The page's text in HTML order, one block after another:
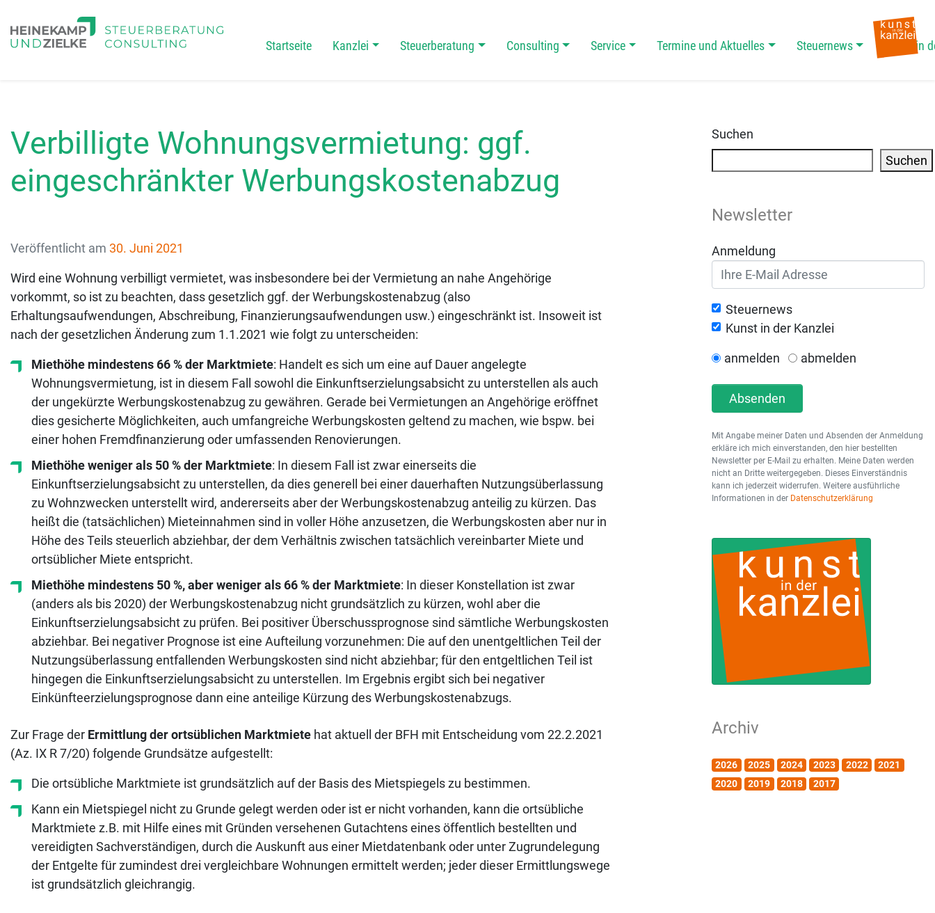
Main Navigation
Startseite Kanzlei Steuerberatung Consulting Service Termine und Aktuelles Steuernews Kunst in
Verbilligte Wohnungsvermietung: ggf.
eingeschränkter Werbungskostenabzug
Veröffentlicht am 30. Juni 2021
Wird eine Wohnung verbilligt vermietet, was insbesondere bei der Vermietung an nahe Angehörige
vorkommt, so ist zu beachten, dass gesetzlich ggf. der Werbungskostenabzug (also
Erhaltungsaufwendungen, Abschreibung, Finanzierungsaufwendungen usw.) eingeschränkt ist. Insoweit ist
nach der gesetzlichen Änderung zum 1.1.2021 wie folgt zu unterscheiden:
Miethöhe mindestens 66 % der Marktmiete: Handelt es sich um eine auf Dauer angelegte
Wohnungsvermietung, ist in diesem Fall sowohl die Einkunftserzielungsabsicht zu unterstellen als auch
der ungekürzte Werbungskostenabzug zu gewähren. Gerade bei Vermietungen an Angehörige eröffnet
dies gesicherte Möglichkeiten, auch umfangreiche Werbungskosten geltend zu machen, wie bspw. bei
einer hohen Fremdfinanzierung oder umfassenden Renovierungen.
Miethöhe weniger als 50 % der Marktmiete: In diesem Fall ist zwar einerseits die
Einkunftserzielungsabsicht zu unterstellen, da dies generell bei einer dauerhaften Nutzungsüberlassung
zu Wohnzwecken unterstellt wird, andererseits aber der Werbungskostenabzug anteilig zu kürzen. Das
heißt die (tatsächlichen) Mieteinnahmen sind in voller Höhe anzusetzen, die Werbungskosten aber nur in
Höhe des Teils steuerlich abziehbar, der dem Verhältnis zwischen tatsächlich vereinbarter Miete und
ortsüblicher Miete entspricht.
Miethöhe mindestens 50 %, aber weniger als 66 % der Marktmiete: In dieser Konstellation ist zwar
(anders als bis 2020) der Werbungskostenabzug nicht grundsätzlich zu kürzen, wohl aber die
Einkunftserzielungsabsicht zu prüfen. Bei positiver Überschussprognose sind sämtliche Werbungskosten
abziehbar. Bei negativer Prognose ist eine Aufteilung vorzunehmen: Die auf den unentgeltlichen Teil der
Nutzungsüberlassung entfallenden Werbungskosten sind nicht abziehbar; für den entgeltlichen Teil ist
hingegen die Einkunftserzielungsabsicht zu unterstellen. Im Ergebnis ergibt sich bei negativer
Einkünfteerzielungsprognose dann eine anteilige Kürzung des Werbungskostenabzugs.
Zur Frage der Ermittlung der ortsüblichen Marktmiete hat aktuell der BFH mit Entscheidung vom 22.2.2021
(Az. IX R 7/20) folgende Grundsätze aufgestellt:
Die ortsübliche Marktmiete ist grundsätzlich auf der Basis des Mietspiegels zu bestimmen.
Kann ein Mietspiegel nicht zu Grunde gelegt werden oder ist er nicht vorhanden, kann die ortsübliche
Marktmiete z.B. mit Hilfe eines mit Gründen versehenen Gutachtens eines öffentlich bestellten und
vereidigten Sachverständigen, durch die Auskunft aus einer Mietdatenbank oder unter Zugrundelegung
der Entgelte für zumindest drei vergleichbare Wohnungen ermittelt werden; jeder dieser Ermittlungswege
ist grundsätzlich gleichrangig.
Suchen
Suchen
Newsletter
Anmeldung
Steuernews
Kunst in der Kanzlei
anmelden abmelden
Absenden
Mit Angabe meiner Daten und Absenden der Anmeldung
erkläre ich mich einverstanden, den hier bestellten
Newsletter per E-Mail zu erhalten. Meine Daten werden
nicht an Dritte weitergegeben. Dieses Einverständnis
kann ich jederzeit widerrufen. Weitere ausführliche
Informationen in der Datenschutzerklärung
Archiv
2026 2025 2024 2023 2022
2021
2020
2019 2018 2017